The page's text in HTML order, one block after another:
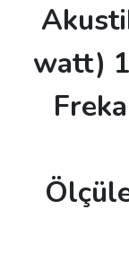
watt)